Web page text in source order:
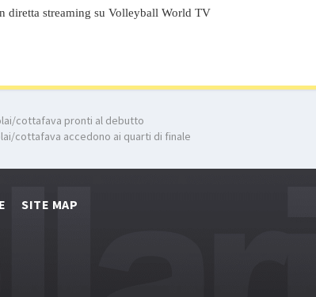
diretta streaming su Volleyball World TV
cottafava pronti al debutto
cottafava accedono ai quarti di finale
SITE MAP